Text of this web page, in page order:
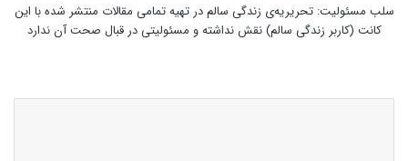
سلب‌ مسئولیت: تحریریه‌ی زندگی سالم در تهیه‌ تمامی مقالات منتشر شده با این
کانت (کاربر زندگی سالم) نقش نداشته و مسئولیتی در قبال صحت آن ندارد